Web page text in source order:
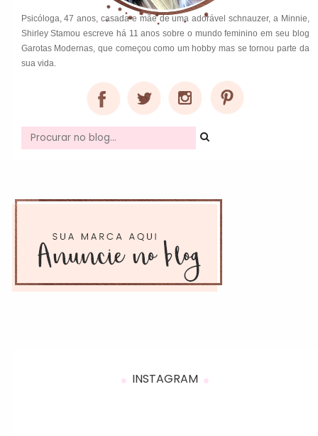
Psicóloga, 47 anos, casada e mãe de uma adorável schnauzer, a Minnie,
Shirley Stamou escreve há 11 anos sobre o mundo feminino em seu blog
Garotas Modernas, que começou como um hobby mas se tornou parte da
sua vida.
INSTAGRAM